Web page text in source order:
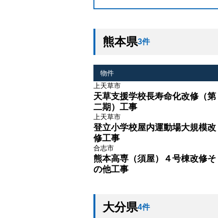
熊本県3件
物件
上天草市
天草支援学校長寿命化改修（第
二期）工事
上天草市
登立小学校屋内運動場大規模改
修工事
合志市
熊本高専（須屋）４号棟改修そ
の他工事
大分県4件